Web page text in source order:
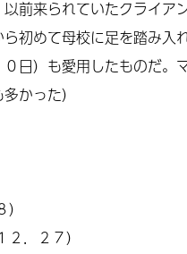
前来られていたクライア
初めて母校に足を踏み入
日）も愛用したものだ。
かった）
２．２７）